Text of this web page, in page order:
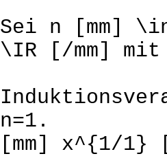
Sei n [mm]
\IR [/mm]
n=1.
[mm] x^{1/